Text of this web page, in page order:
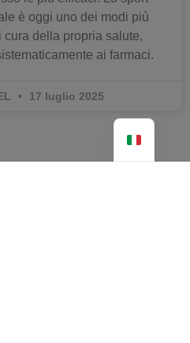
è oggi uno dei modi più
cura della propria salute,
ai farmaci.
17 luglio 2025